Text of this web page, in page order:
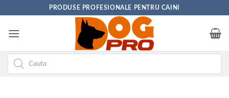
content
PRODUSE PROFESIONALE PENTRU CAINI
Products
search